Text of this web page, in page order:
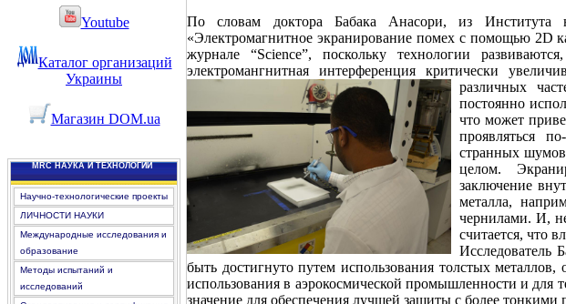
Youtube
Каталог организаций
Украины
Магазин DOM.ua
MRC НАУКА И ТЕХНОЛОГИИ
Научно-технологические проекты
ЛИЧНОСТИ НАУКИ
Международные исследования и
образование
Методы испытаний и
исследований
По словам доктора Бабака Анасори, из Института
«Электромагнитное экранирование помех с помощью 2D
журнале “Science”, поскольку технологии
электромангнитная интерференция критически
различных
постоянно
что может
проявляться
странных
целом.
заключение
металла,
чернилами. И,
считается, что
Исследователь
быть достигнуто путем использования толстых
использования в аэрокосмической промышленности и
значение для обеспечения лучшей защиты с более тонкими